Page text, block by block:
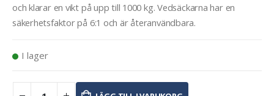
och klarar en vikt på upp till 1000 kg. Vedsäckarna har en
säkerhetsfaktor på 6:1 och är återanvändbara.
I lager